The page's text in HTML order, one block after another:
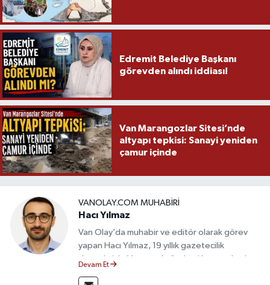
Edremit Belediye Başkanı
görevden alındı iddiası!
Van Marangozlar Sitesi’nde
altyapı tepkisi: Sanayi yeniden
çamur içinde
VANOLAY.COM MUHABIRI
Hacı Yılmaz
Van Olay’da muhabir ve editör olarak görev
yapan Hacı Yılmaz, 19 yıllık gazetecilik
deneyimiyle Van yerel gündemi başta olmak
Devam Et